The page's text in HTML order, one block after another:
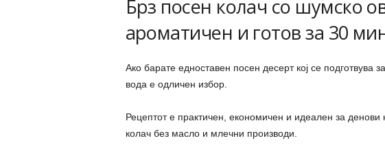
Брз посен колач со шумско
ароматичен и готов за 30
Ако барате едноставен посен десерт кој се подготвува
вода е одличен избор.
Рецептот е практичен, економичен и идеален за
колач без масло и млечни производи.